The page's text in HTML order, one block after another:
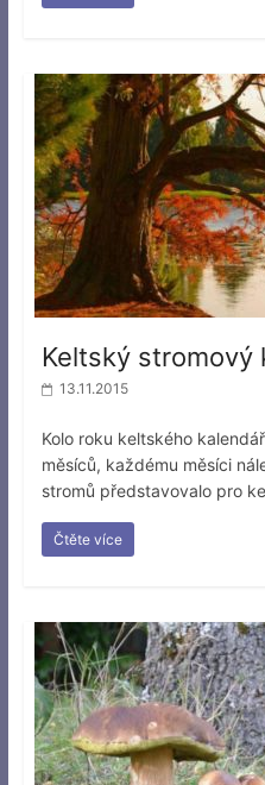
Keltský stromový
13.11.2015
Kolo roku keltského
měsíců, každému měsíci
stromů představovalo pro
Čtěte více